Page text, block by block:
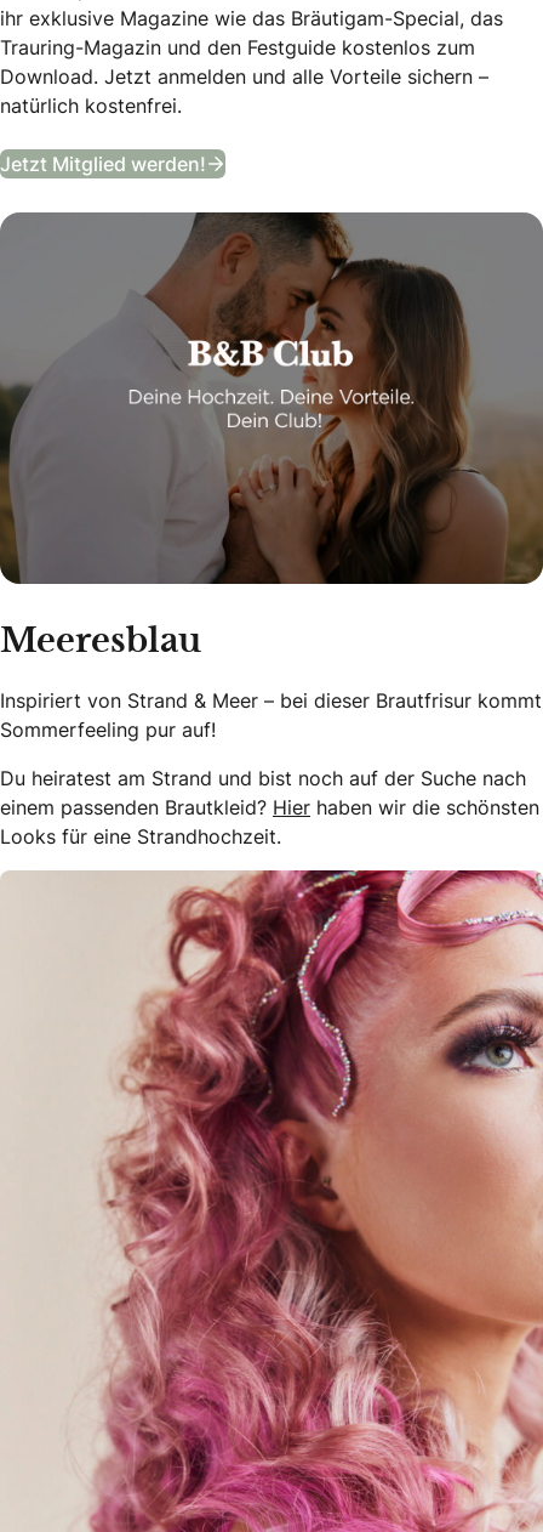
ihr exklusive Magazine wie das Bräutigam-Special, das
Trauring-Magazin und den Festguide kostenlos zum
Download. Jetzt anmelden und alle Vorteile sichern –
natürlich kostenfrei.
Jetzt Mitglied werden! B&B Club
Meeresblau
Inspiriert von Strand & Meer – bei dieser Brautfrisur kommt
Sommerfeeling pur auf!
Du heiratest am Strand und bist noch auf der Suche nach
einem passenden Brautkleid? Hier haben wir die schönsten
Looks für eine Strandhochzeit.